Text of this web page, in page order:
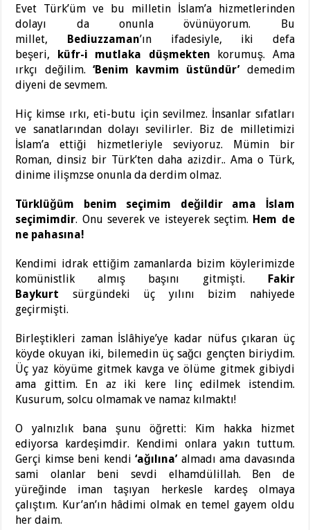
Evet Türk’üm ve bu milletin İslam’a hizmetlerinden
dolayı da onunla övünüyorum. Bu
millet, Bediuzzaman’ın ifadesiyle, iki defa
beşeri, küfr-i mutlaka düşmekten korumuş. Ama
ırkçı değilim. ‘Benim kavmim üstündür’demedim
diyeni de sevmem.
Hiç kimse ırkı, eti-butu için sevilmez. İnsanlar sıfatları
ve sanatlarından dolayı sevilirler. Biz de milletimizi
İslam’a ettiği hizmetleriyle seviyoruz. Mümin bir
Roman, dinsiz bir Türk’ten daha azizdir.. Ama o Türk,
dinime ilişmzse onunla da derdim olmaz.
Türklüğüm benim seçimim değildir ama İslam
seçimimdir. Onu severek ve isteyerek seçtim. Hem de
ne pahasına!
Kendimi idrak ettiğim zamanlarda bizim köylerimizde
komünistlik almış başını gitmişti. Fakir
Baykurt sürgündeki üç yılını bizim nahiyede
geçirmişti.
Birleştikleri zaman İslâhiye’ye kadar nüfus çıkaran üç
köyde okuyan iki, bilemedin üç sağcı gençten biriydim.
Üç yaz köyüme gitmek kavga ve ölüme gitmek gibiydi
ama gittim. En az iki kere linç edilmek istendim.
Kusurum, solcu olmamak ve namaz kılmaktı!
O yalnızlık bana şunu öğretti: Kim hakka hizmet
ediyorsa kardeşimdir. Kendimi onlara yakın tuttum.
Gerçi kimse beni kendi‘ağılına’almadı ama davasında
sami olanlar beni sevdi elhamdülillah. Ben de
yüreğinde iman taşıyan herkesle kardeş olmaya
çalıştım. Kur’an’ın hâdimi olmak en temel gayem oldu
her daim.